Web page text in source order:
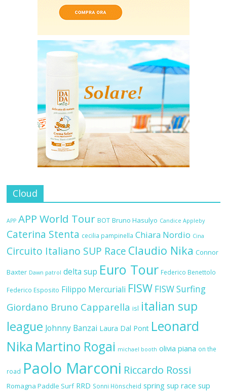
Cloud
APP APP World Tour BOT Bruno Hasulyo Candice Appleby
Caterina Stenta cecilia pampinella Chiara Nordio Cina
Circuito Italiano SUP Race Claudio Nika Connor
Baxter Dawn patrol delta sup Euro Tour Federico Benettolo
Federico Esposito Filippo Mercuriali FISW FISW Surfing
Giordano Bruno Capparella isl italian sup
league Johnny Banzai Laura Dal Pont Leonard
Nika Martino Rogai michael booth olivia piana on the
road Paolo Marconi Riccardo Rossi
Romagna Paddle Surf RRD Sonni Hönscheid spring sup race sup